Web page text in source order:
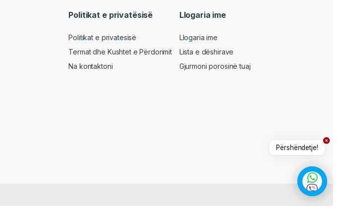
Politikat e privatësisë
Politikat e privatesisë
Termat dhe Kushtet e Përdorimit
Na kontaktoni
Llogaria ime
Llogaria ime
Lista e dëshirave
Gjurmoni porosinë tuaj
Përshëndetje!